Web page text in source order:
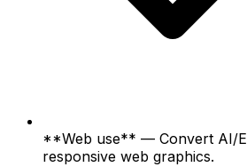
**Web use** — Convert AI/
responsive web graphics.